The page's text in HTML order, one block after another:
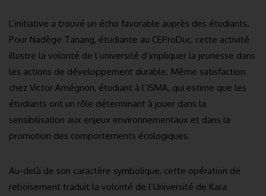
L’initiative a trouvé un écho favorable auprès des étudiants.
Pour Nadège Tanang, étudiante au CEProDuc, cette activité
illustre la volonté de l’université d’impliquer la jeunesse dans
les actions de développement durable. Même satisfaction
chez Victor Amégnon, étudiant à l’ISMA, qui estime que les
étudiants ont un rôle déterminant à jouer dans la
sensibilisation aux enjeux environnementaux et dans la
promotion des comportements écologiques.
Au-delà de son caractère symbolique, cette opération de
reboisement traduit la volonté de l’Université de Kara